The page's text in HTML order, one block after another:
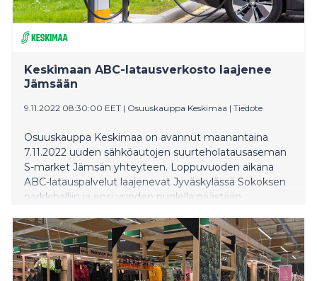
Keskimaan ABC-latausverkosto laajenee
Jämsään
9.11.2022 08:30:00 EET | Osuuskauppa Keskimaa | Tiedote
Osuuskauppa Keskimaa on avannut maanantaina
7.11.2022 uuden sähköautojen suurteholatausaseman
S-market Jämsän yhteyteen. Loppuvuoden aikana
ABC-latauspalvelut laajenevat Jyväskylässä Sokoksen
parkkihalliin ja ensi vuoden puolella päästään
suurteholatausasemat.